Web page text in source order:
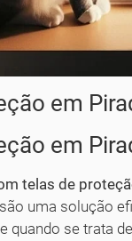
em
em
telas de
uma solução
quando se trata